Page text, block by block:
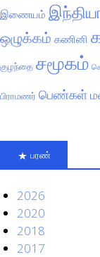
இணையம்
ஒழுக்கம் கணினி
குழந்தை சமூகம்
பிராமணர் பெண்கள்
பரண்
2026
2020
2018
2017